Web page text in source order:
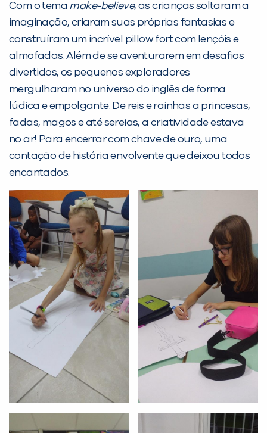
Com o tema make-believe, as crianças soltaram a
imaginação, criaram suas próprias fantasias e
construíram um incrível pillow fort com lençóis e
almofadas. Além de se aventurarem em desafios
divertidos, os pequenos exploradores
mergulharam no universo do inglês de forma
lúdica e empolgante. De reis e rainhas a princesas,
fadas, magos e até sereias, a criatividade estava
no ar! Para encerrar com chave de ouro, uma
contação de história envolvente que deixou todos
encantados.
PEÇA UMA DEMONSTRAÇÃO DE MÉTODO
Desculpe!
Não encontramos nenhuma unidade
inFlux nesta cidade ou bairro que
Preencha com seus dados abaixo e
já vamos te colocar em contato